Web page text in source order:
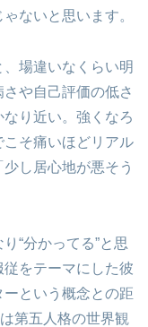
ないと思います。
場違いなくらい明
や自己評価の低さ
り近い。強くなろ
こそ痛いほどリアル
し居心地が悪そう
“分かってる”と思
をテーマにした彼
という概念との距
第五人格の世界観